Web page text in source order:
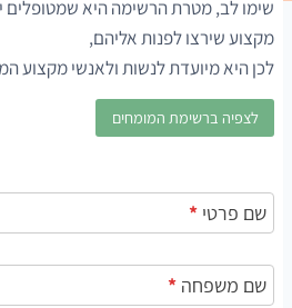
שימו לב, מטרת הרשימה היא שמטופלים
מקצוע שירצו לפנות אליהם,
לכן היא מיועדת לנשות ולאנשי מקצוע
לצפיה ברשימת המומחים
ש
מ
שם פרטי *
שם משפחה *